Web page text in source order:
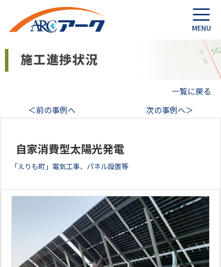
一覧に戻る
＜前の事例へ
次の事例へ＞
自家消費型太陽光発電
「えりも町」電気工事、パネル設置等